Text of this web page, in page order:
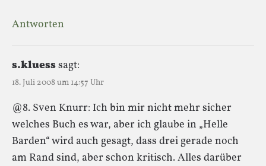
Antworten
s.kluesssagt:
18. Juli 2008 um 14:57 Uhr
@8. Sven Knurr: Ich bin mir nicht mehr sicher
welches Buch es war, aber ich glaube in „Helle
Barden“ wird auch gesagt, dass drei gerade noch
am Rand sind, aber schon kritisch. Alles darüber